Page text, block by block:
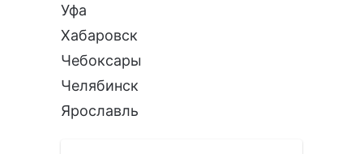
Уфа
Хабаровск
Чебоксары
Челябинск
Ярославль